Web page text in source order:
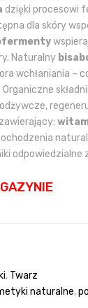
dzięki procesowi
dla skóry
Naturalny
wchłaniania –
odpowiedzialne
, Twarz
naturalne,